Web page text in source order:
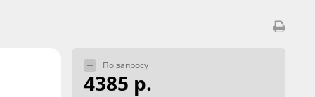
По запросу
4385 р.